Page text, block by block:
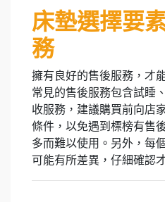
床墊選擇要
務
擁有良好的售後服務，才
常見的售後服務包含試睡
收服務，建議購買前向店
條件，以免遇到標榜有售
多而難以使用。另外，每
可能有所差異，仔細確認